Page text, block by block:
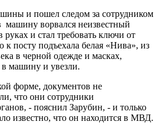
и пошел следом за сотрудником
ворвался неизвестный
и стал требовать ключи от
к посту подъехала белая «Нива», из
в черной одежде и масках,
в машину и увезли.
форме, документов не
что они сотрудники
- пояснил Зарубин, - и только
известно, что он находится в МВД.